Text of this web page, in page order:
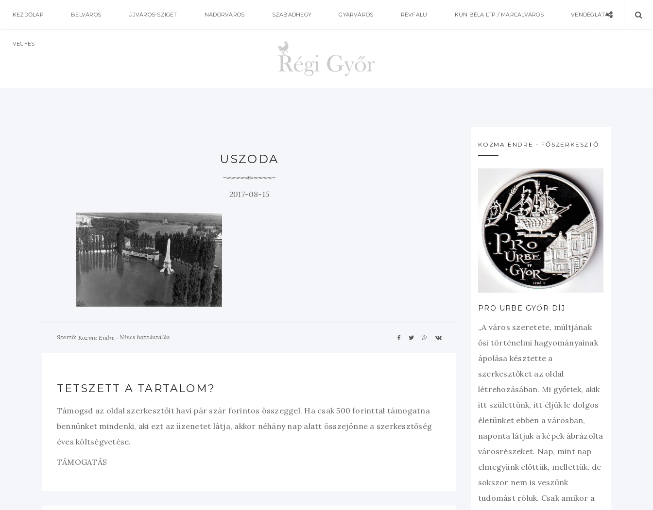
KEZDŐLAP BELVÁROS ÚJVÁROS-SZIGET NÁDORVÁROS SZABADHEGY GYÁRVÁROS RÉVFALU KUN BÉLA LTP / MARCALVÁROS VENDÉGLÁTÁS
VEGYES
USZODA
2017-08-15
Szerző: Kozma Endre Nincs hozzászálás
TETSZETT A TARTALOM?
Támogsd az oldal szerkesztőit havi pár szár forintos összeggel. Ha csak 500 forinttal támogatna
bennünket mindenki, aki ezt az üzenetet látja, akkor néhány nap alatt összejönne a szerkesztőség
éves költségvetése.
TÁMOGATÁS
KOZMA ENDRE - FŐSZERKESZTŐ
PRO URBE GYŐR DÍJ
„A város szeretete, múltjának
ősi történelmi hagyományainak
ápolása késztette a
szerkesztőket az oldal
létrehozásában. Mi győriek, akik
itt születtünk, itt éljük le dolgos
életünket ebben a városban,
naponta látjuk a képek ábrázolta
városrészeket. Nap, mint nap
elmegyünk előttük, mellettük, de
sokszor nem is veszünk
tudomást róluk. Csak amikor a